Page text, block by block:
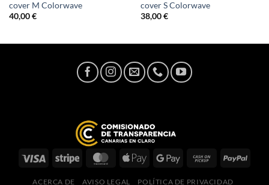
cover M Colorwave
40,00€
cover S Colorwave
38,00€
ACERCA DE AVISO LEGAL POLÍTICA DE PRIVACIDAD